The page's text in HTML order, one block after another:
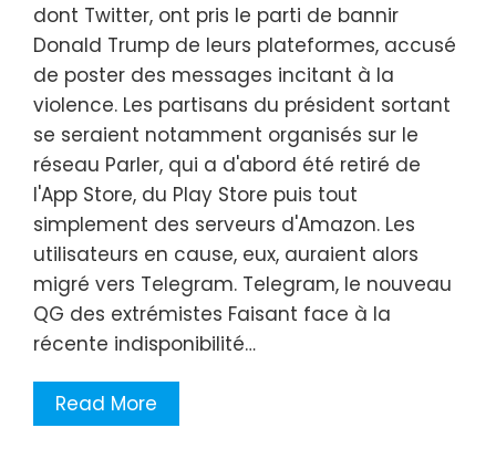
dont Twitter, ont pris le parti de bannir
Donald Trump de leurs plateformes, accusé
de poster des messages incitant à la
violence. Les partisans du président sortant
se seraient notamment organisés sur le
réseau Parler, qui a d'abord été retiré de
l'App Store, du Play Store puis tout
simplement des serveurs d'Amazon. Les
utilisateurs en cause, eux, auraient alors
migré vers Telegram. Telegram, le nouveau
QG des extrémistes Faisant face à la
récente indisponibilité…
Read More